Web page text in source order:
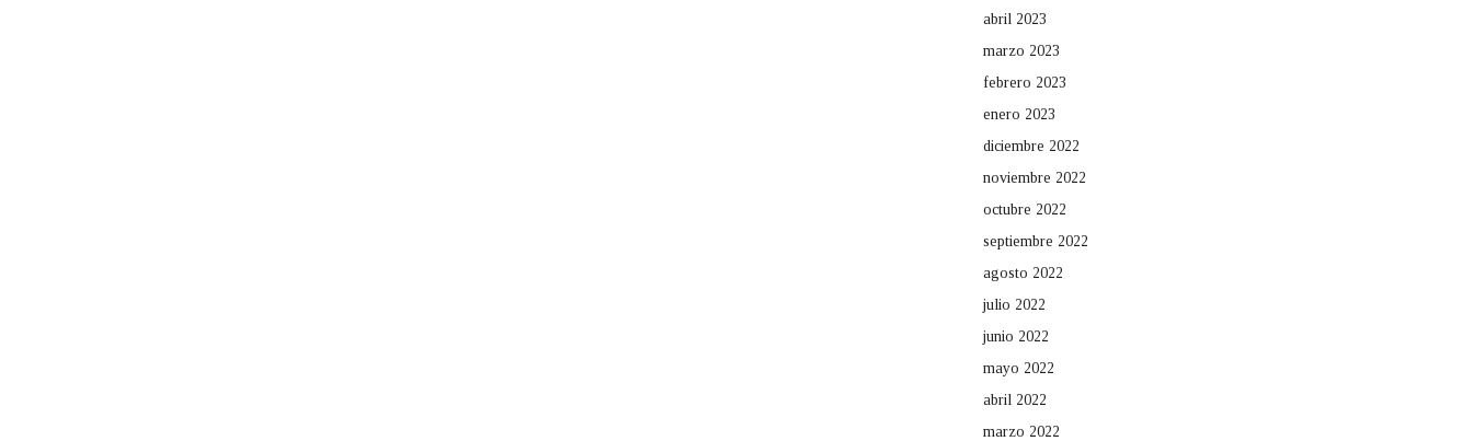
abril 2023
marzo 2023
febrero 2023
enero 2023
diciembre 2022
noviembre 2022
octubre 2022
septiembre 2022
agosto 2022
julio 2022
junio 2022
mayo 2022
abril 2022
marzo 2022